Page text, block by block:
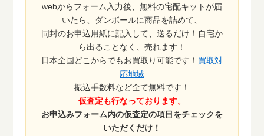
webからフォーム入力後、無料の宅配キットが届
いたら、ダンボールに商品を詰めて、
同封のお申込用紙に記入して、送るだけ！自宅か
ら出ることなく、売れます！
日本全国どこからでもお買取り可能です！ 買取対
応地域
振込手数料など全て無料です！
仮査定も行なっております。
お申込みフォーム内の仮査定の項目をチェックを
いただくだけ！